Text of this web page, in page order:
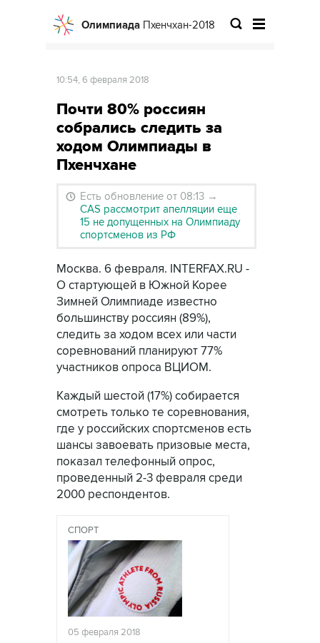
Олимпиада Пхенчхан-2018
10:54, 6 февраля 2018
Почти 80% россиян
собрались следить за
ходом Олимпиады в
Пхенчхане
Есть обновление от 08:13 →
CAS рассмотрит апелляции еще
15 не допущенных на Олимпиаду
спортсменов из РФ
Москва. 6 февраля. INTERFAX.RU -
О стартующей в Южной Корее
Зимней Олимпиаде известно
большинству россиян (89%),
следить за ходом всех или части
соревнований планируют 77%
участников опроса ВЦИОМ.
Каждый шестой (17%) собирается
смотреть только те соревнования,
где у российских спортсменов есть
шансы завоевать призовые места,
показал телефонный опрос,
проведенный 2-3 февраля среди
2000 респондентов.
СПОРТ
05 февраля 2018